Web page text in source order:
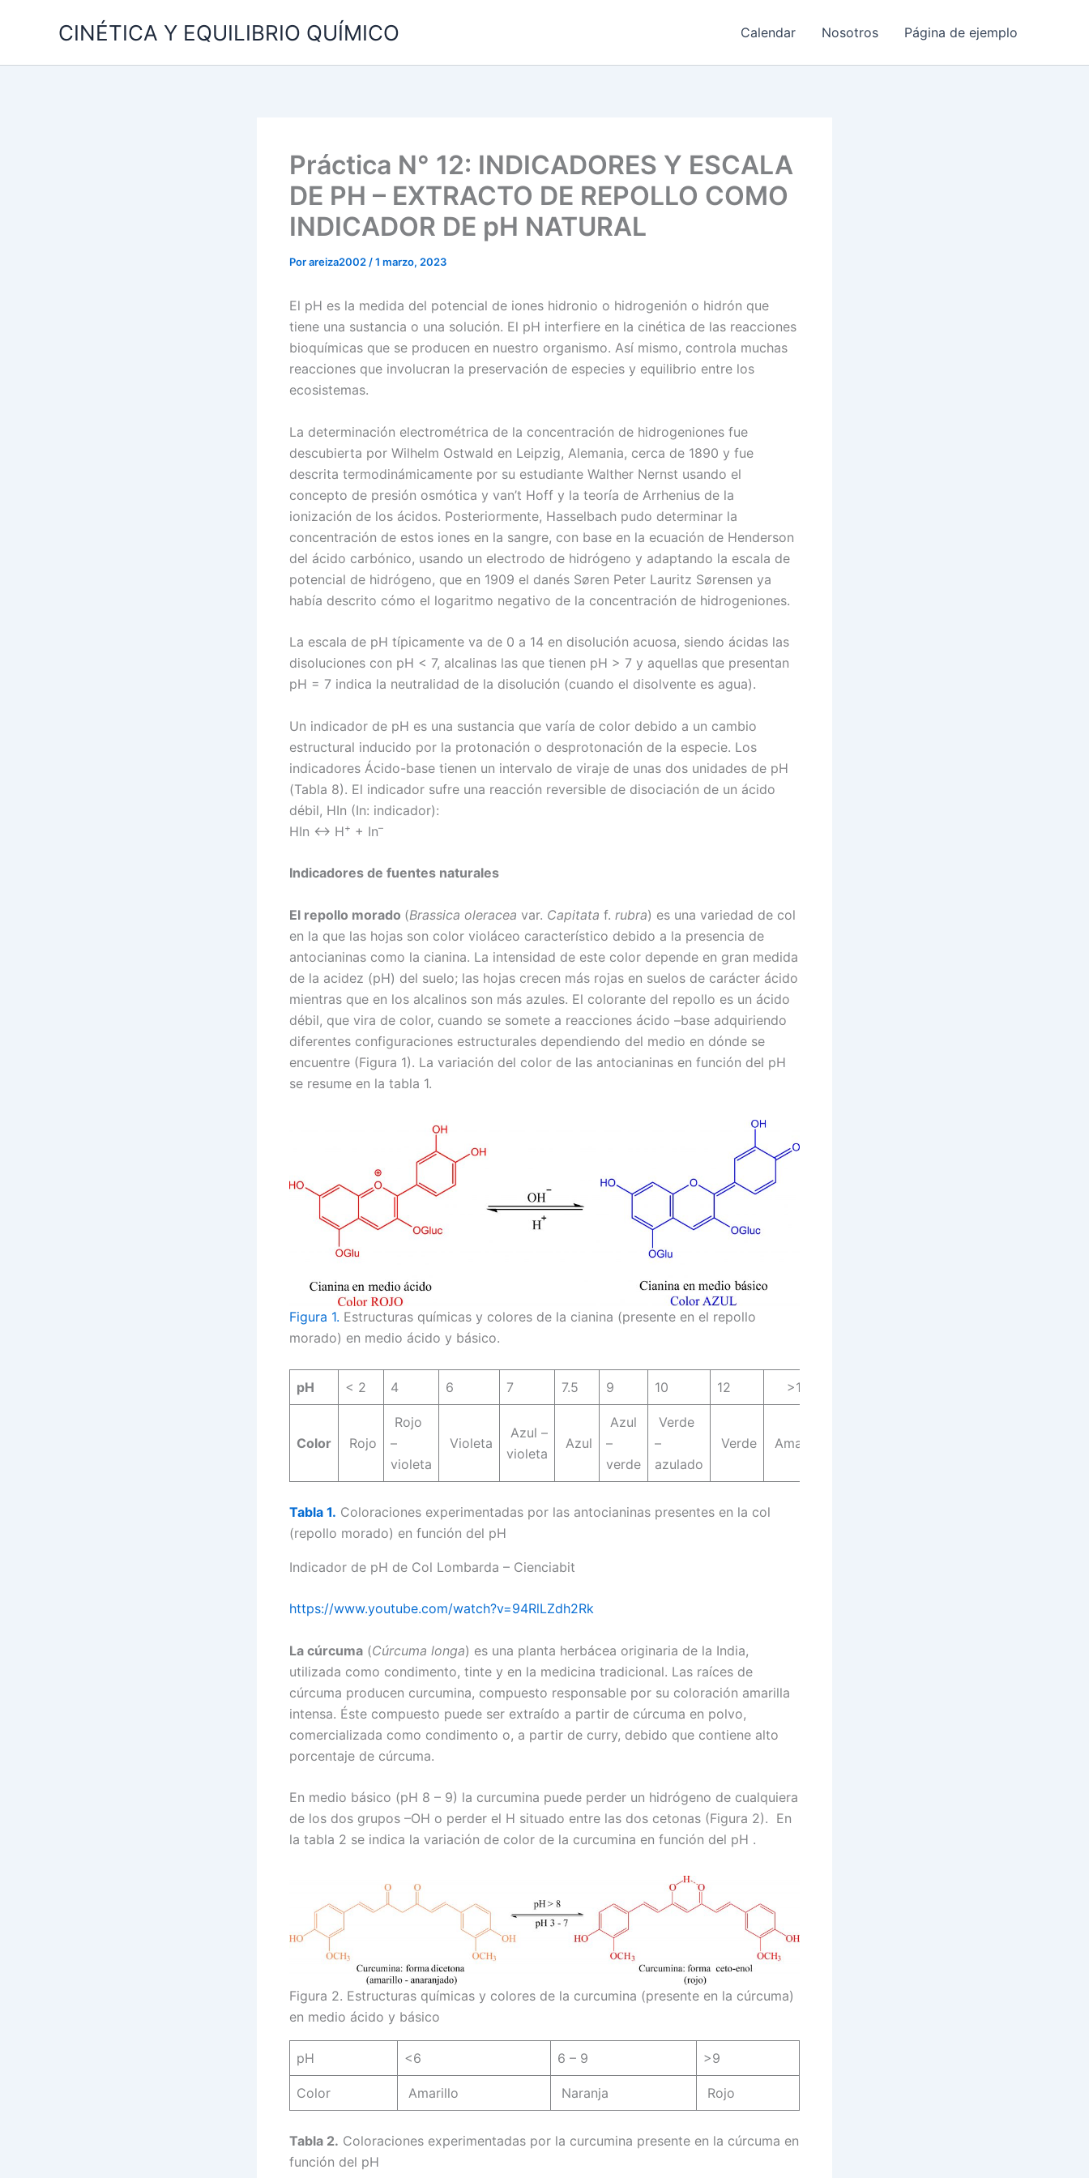
CINÉTICA Y EQUILIBRIO QUÍMICO Calendar Nosotros Página de ejemplo
Práctica N° 12: INDICADORES Y ESCALA
DE PH – EXTRACTO DE REPOLLO COMO
INDICADOR DE pH NATURAL
Porareiza2002 /1 marzo, 2023
El pH es la medida del potencial de iones hidronio o hidrogenión o hidrón que
tiene una sustancia o una solución. El pH interfiere en la cinética de las reacciones
bioquímicas que se producen en nuestro organismo. Así mismo, controla muchas
reacciones que involucran la preservación de especies y equilibrio entre los
ecosistemas.
La determinación electrométrica de la concentración de hidrogeniones fue
descubierta por Wilhelm Ostwald en Leipzig, Alemania, cerca de 1890 y fue
descrita termodinámicamente por su estudiante Walther Nernst usando el
concepto de presión osmótica y van’t Hoff y la teoría de Arrhenius de la
ionización de los ácidos. Posteriormente, Hasselbach pudo determinar la
concentración de estos iones en la sangre, con base en la ecuación de Henderson
del ácido carbónico, usando un electrodo de hidrógeno y adaptando la escala de
potencial de hidrógeno, que en 1909 el danés Søren Peter Lauritz Sørensen ya
había descrito cómo el logaritmo negativo de la concentración de hidrogeniones.
La escala de pH típicamente va de 0 a 14 en disolución acuosa, siendo ácidas las
disoluciones con pH < 7, alcalinas las que tienen pH > 7 y aquellas que presentan
pH = 7 indica la neutralidad de la disolución (cuando el disolvente es agua).
Un indicador de pH es una sustancia que varía de color debido a un cambio
estructural inducido por la protonación o desprotonación de la especie. Los
indicadores Ácido-base tienen un intervalo de viraje de unas dos unidades de pH
(Tabla 8). El indicador sufre una reacción reversible de disociación de un ácido
débil, HIn (In: indicador):
HIn ↔ H+ + In–
Indicadores de fuentes naturales
El repollo morado (Brassica oleracea var. Capitata f. rubra) es una variedad de col
en la que las hojas son color violáceo característico debido a la presencia de
antocianinas como la cianina. La intensidad de este color depende en gran medida
de la acidez (pH) del suelo; las hojas crecen más rojas en suelos de carácter ácido
mientras que en los alcalinos son más azules. El colorante del repollo es un ácido
débil, que vira de color, cuando se somete a reacciones ácido –base adquiriendo
diferentes configuraciones estructurales dependiendo del medio en dónde se
encuentre (Figura 1). La variación del color de las antocianinas en función del pH
se resume en la tabla 1.
Figura 1. Estructuras químicas y colores de la cianina (presente en el repollo
morado) en medio ácido y básico.
pH < 2 4 6 7 7.5 9 10 12 >13
Color Rojo
Rojo
–
violeta
Violeta
Azul –
violeta
Azul
Azul
–
verde
Verde
–
azulado
Verde Amarillo
Tabla 1. Coloraciones experimentadas por las antocianinas presentes en la col
(repollo morado) en función del pH
Indicador de pH de Col Lombarda – Cienciabit
https://www.youtube.com/watch?v=94RlLZdh2Rk
La cúrcuma (Cúrcuma longa) es una planta herbácea originaria de la India,
utilizada como condimento, tinte y en la medicina tradicional. Las raíces de
cúrcuma producen curcumina, compuesto responsable por su coloración amarilla
intensa. Éste compuesto puede ser extraído a partir de cúrcuma en polvo,
comercializada como condimento o, a partir de curry, debido que contiene alto
porcentaje de cúrcuma.
En medio básico (pH 8 – 9) la curcumina puede perder un hidrógeno de cualquiera
de los dos grupos –OH o perder el H situado entre las dos cetonas (Figura 2). En
la tabla 2 se indica la variación de color de la curcumina en función del pH .
Figura 2. Estructuras químicas y colores de la curcumina (presente en la cúrcuma)
en medio ácido y básico
pH <6 6 – 9 >9
Color Amarillo Naranja Rojo
Tabla 2. Coloraciones experimentadas por la curcumina presente en la cúrcuma en
función del pH